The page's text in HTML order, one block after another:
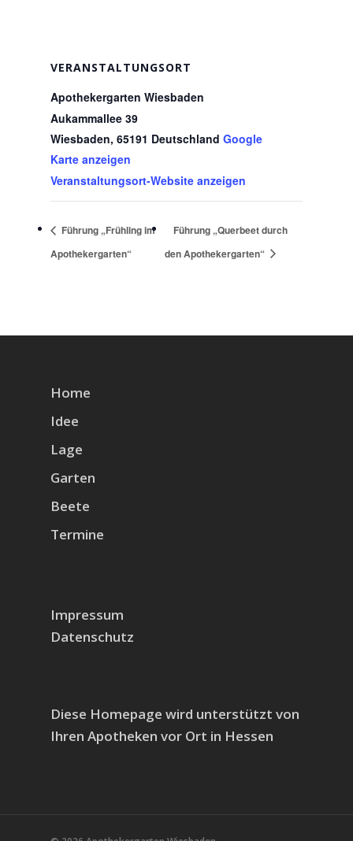
VERANSTALTUNGSORT
Apothekergarten Wiesbaden
Aukammallee 39
Wiesbaden, 65191 Deutschland Google
Karte anzeigen
Veranstaltungsort-Website anzeigen
Führung „Frühling im
Apothekergarten“
Führung „Querbeet durch
den Apothekergarten“
Home
Idee
Lage
Garten
Beete
Termine
Impressum
Datenschutz
Diese Homepage wird unterstützt von
Ihren Apotheken vor Ort in Hessen